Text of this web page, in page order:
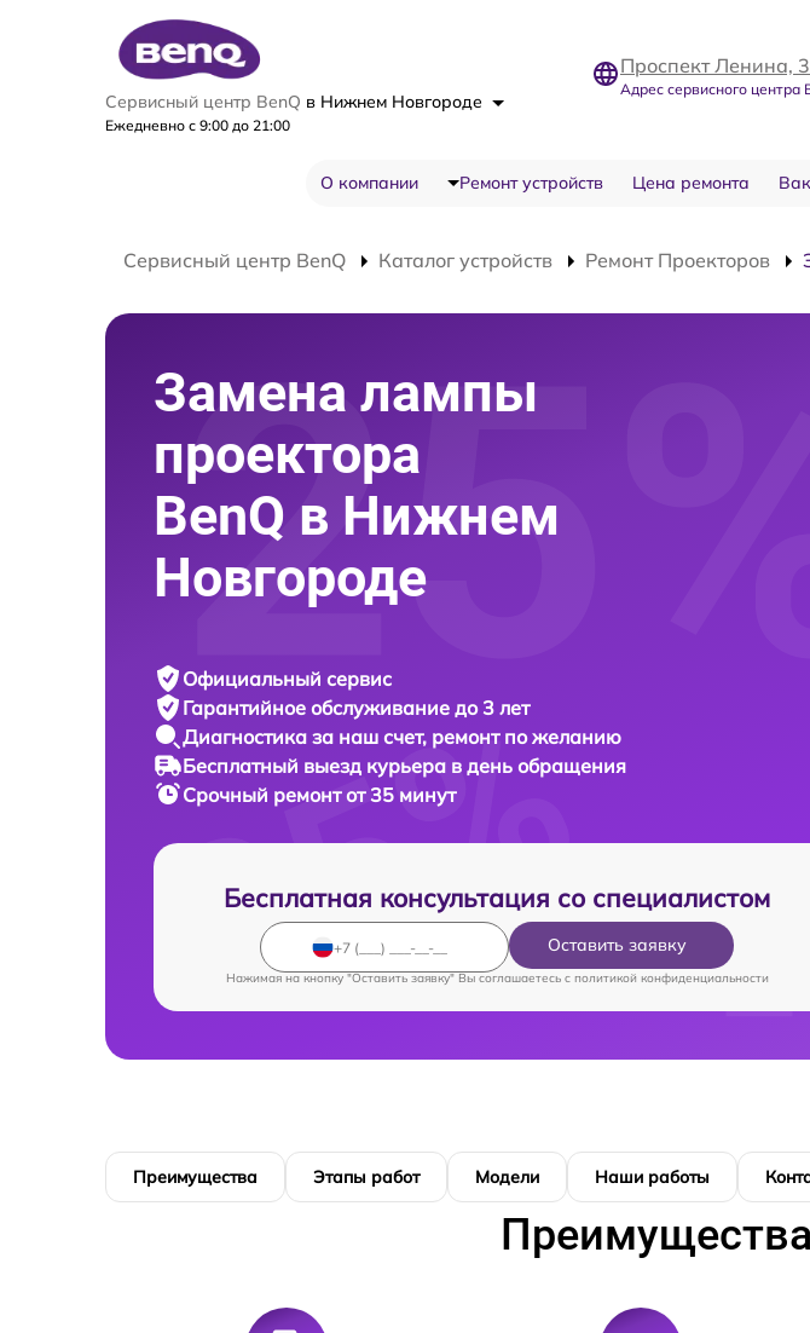
Сервисный центр BenQ в Нижнем Новгороде
Ежедневно с 9:00 до 21:00
Проспект Ленина,
Адрес сервисного центра
О компании Ремонт устройств Цена ремонта
Сервисный центр BenQ Каталог устройств Ремонт Проекторов
Замена лампы
проектора
BenQ в Нижнем
Новгороде
Официальный сервис
Гарантийное обслуживание до 3 лет
Диагностика за наш счет, ремонт по желанию
Бесплатный выезд курьера в день обращения
Срочный ремонтот 35 минут
Бесплатная консультация со специалистом
Оставить заявку
Нажимая на кнопку "Оставить заявку" Вы соглашаетесь c политикой конфиденциальности
Преимущества Этапы работ Модели Наши работы